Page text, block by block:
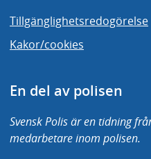
Tillgänglighetsredogörelse
Kakor/cookies
En del av polisen
Svensk Polis är en tidning
medarbetare inom polisen.